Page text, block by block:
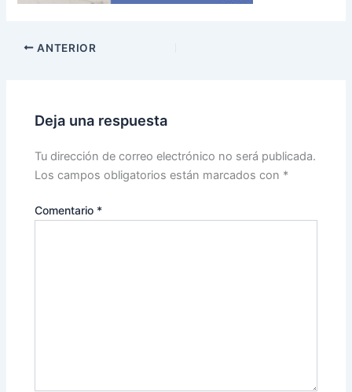
ANTERIOR
Deja una respuesta
Tu dirección de correo electrónico no será publicada.
Los campos obligatorios están marcados con *
Comentario *